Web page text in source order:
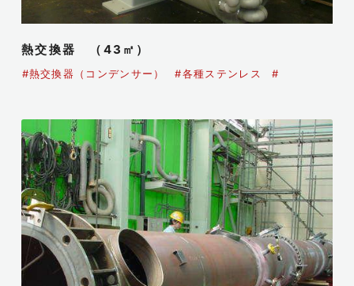
熱交換器 （43㎡）
#熱交換器（コンデンサー） #各種ステンレス #